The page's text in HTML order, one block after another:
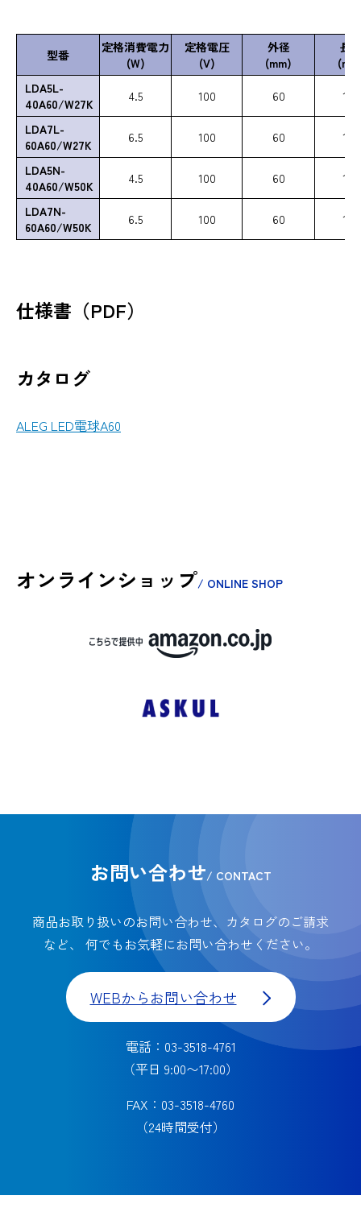
型番
定格消費電力
(W)
定格電圧
(V)
外径
(mm)
長
LDA5L-
40A60/W27K
4.5 100 60 108
LDA7L-
60A60/W27K
6.5 100 60 108
LDA5N-
40A60/W50K
4.5 100 60 108
LDA7N-
60A60/W50K
6.5 100 60 108
仕様書（PDF）
カタログ
ALEG LED電球A60
オンラインショップ/ ONLINE SHOP
お問い合わせ/ CONTACT
商品お取り扱いのお問い合わせ、カタログのご請求
など、
何でもお気軽にお問い合わせください。
WEBからお問い合わせ
電話：03-3518-4761
（平日 9:00〜17:00）
FAX：03-3518-4760
（24時間受付）